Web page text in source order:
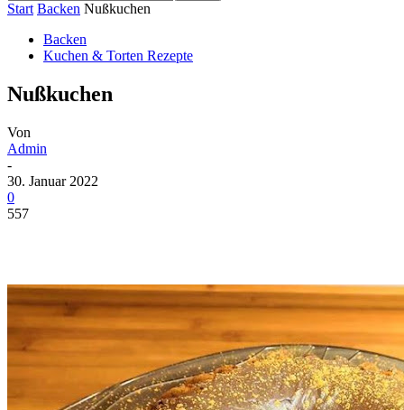
Start Backen Nußkuchen
Backen
Kuchen & Torten Rezepte
Nußkuchen
Von
Admin
-
30. Januar 2022
0
557